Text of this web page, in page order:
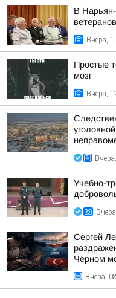
В
Вчера,
Простые
мозг
Вчера,
Учебно-
Сергей
Чёрном
Вчера,